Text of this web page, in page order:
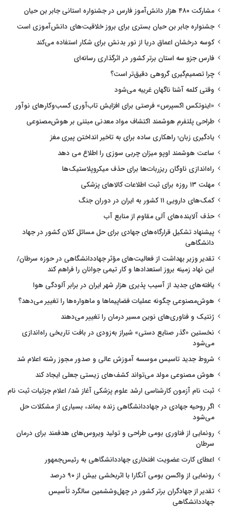
مشارکت ۴۸۰ هزار دانش‌آموز فارس در جشنواره استانی جابر بن حیان
جشنواره جابر بن حیان بستری برای بروز خلاقیت‌های دانش‌آموزی است
کوسه درخشان اعماق دریا از نور بدنش برای شکار استفاده می‌کند
فارس جزو سه استان برتر کشور در اثرگذاری رسانه‌ای
چرا تصمیم‌گیری گروهی دقیق‌تر است؟
وقتی کلمه آشنا ناگهان غریبه می‌شود
«اینوتکس اکسپرس» فرصتی برای افزایش تاب‌آوری کسب‌وکارهای نوآور
طراحی پلتفرم هوشمند اکتشاف مواد معدنی مبتنی بر هوش‌مصنوعی
یادگیری زبان؛ راهکاری ساده برای به تاخیر انداختن پیری مغز
ساعت هوشمند اوپو میزان چربی سوزی را اطلاع می دهد
راه‌اندازی ناوگان ریزربات‌ها برای حذف میکروپلاستیک‌ها
مهلت ۱۳ روزه برای ثبت اطلاعات کالاهای پزشکی
کمک‌های دارویی ۱۱ کشور به ایران در دوران جنگ
حذف آلاینده‌های آلی مقاوم از منابع آب
پیشنهاد تشکیل قرارگاه‌های جهادی برای حل مسائل کلان کشور در جهاد
دانشگاهی
تقدیر وزیر بهداشت از فعالیت‌های مؤثر جهاددانشگاهی در حوزه سرطان/
این نهاد زمینه بروز استعدادها و کار تیمی جوانان را فراهم کند
یافته‌های جدید از آسیب پذیری هزار شهر ایران در برابر آلودگی هوا
هوش‌مصنوعی چگونه عملیات فضاپیماها و ماهواره‌ها را تغییر می‌دهد؟
ژنتیک و فناوری‌های نوین مسیر درمان را تغییر می‌دهند
نخستین «گذر صنایع دستی» شیراز به‌زودی در بافت تاریخی راه‌اندازی
می‌شود
شروط جدید تاسیس موسسه آموزش عالی و صدور مجوز رشته اعلام شد
هوش مصنوعی مولد می‌تواند کشف‌های زیستی جعلی ایجاد کند
ثبت نام آزمون کارشناسی ارشد علوم پزشکی آغاز شد/ اعلام جزئیات ثبت نام
اگر روحیه جهادی در جهاددانشگاهی زنده بماند، بسیاری از مشکلات حل
می‌شود
رونمایی از فناوری بومی طراحی و تولید ویروس‌های هدفمند برای درمان
سرطان
اعطای کارت عضویت افتخاری جهاددانشگاهی به رئیس‌جمهور
رونمایی از واکسن بومی آنگارا با اثربخشی بیش از ۹۰ درصد
تقدیر از جهادگران برتر کشور در چهل‌وششمین سالگرد تأسیس
جهاددانشگاهی